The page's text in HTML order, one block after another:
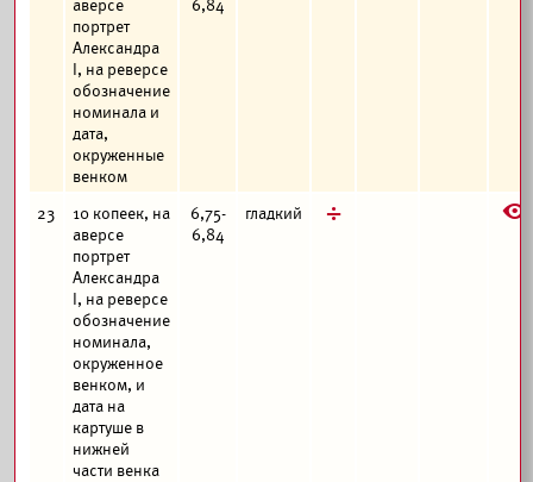
аверсе
портрет
Александра
I, на реверсе
обозначение
номинала и
дата,
окруженные
венком
6,84
23
10 копеек, на
аверсе
портрет
Александра
I, на реверсе
обозначение
номинала,
окруженное
венком, и
дата на
картуше в
нижней
части венка
6,75-
6,84
гладкий д E